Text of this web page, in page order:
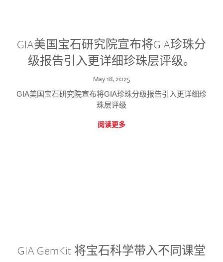
GIA美国宝石研究院宣布将GIA珍珠分
级报告引入更详细珍珠层评级。
May 18, 2025
GIA美国宝石研究院宣布将GIA珍珠分级报告引入更详细珍
珠层评级
阅读更多
GIA GemKit 将宝石科学带入不同课堂